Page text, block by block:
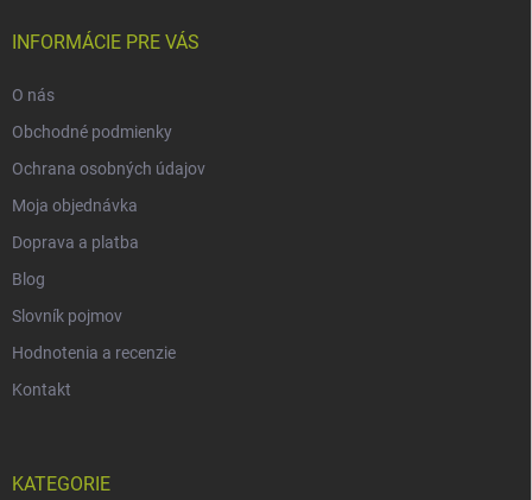
INFORMÁCIE PRE VÁS
O nás
Obchodné podmienky
Ochrana osobných údajov
Moja objednávka
Doprava a platba
Blog
Slovník pojmov
Hodnotenia a recenzie
Kontakt
KATEGORIE